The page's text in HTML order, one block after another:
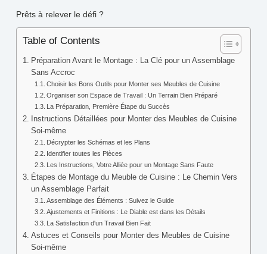
Prêts à relever le défi ?
Table of Contents
Préparation Avant le Montage : La Clé pour un Assemblage
Sans Accroc
Choisir les Bons Outils pour Monter ses Meubles de Cuisine
Organiser son Espace de Travail : Un Terrain Bien Préparé
La Préparation, Première Étape du Succès
Instructions Détaillées pour Monter des Meubles de Cuisine
Soi-même
Décrypter les Schémas et les Plans
Identifier toutes les Pièces
Les Instructions, Votre Alliée pour un Montage Sans Faute
Étapes de Montage du Meuble de Cuisine : Le Chemin Vers
un Assemblage Parfait
Assemblage des Éléments : Suivez le Guide
Ajustements et Finitions : Le Diable est dans les Détails
La Satisfaction d'un Travail Bien Fait
Astuces et Conseils pour Monter des Meubles de Cuisine
Soi-même